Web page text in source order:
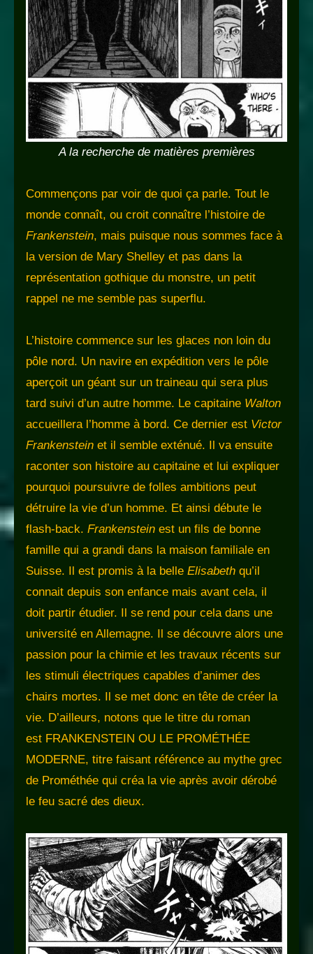
A la recherche de matières premières
Commençons par voir de quoi ça parle. Tout le
monde connaît, ou croit connaître l’histoire de
Frankenstein, mais puisque nous sommes face à
la version de Mary Shelley et pas dans la
représentation gothique du monstre, un petit
rappel ne me semble pas superflu.
L’histoire commence sur les glaces non loin du
pôle nord. Un navire en expédition vers le pôle
aperçoit un géant sur un traineau qui sera plus
tard suivi d’un autre homme. Le capitaine Walton
accueillera l’homme à bord. Ce dernier est Victor
Frankenstein et il semble exténué. Il va ensuite
raconter son histoire au capitaine et lui expliquer
pourquoi poursuivre de folles ambitions peut
détruire la vie d’un homme. Et ainsi débute le
flash-back. Frankenstein est un fils de bonne
famille qui a grandi dans la maison familiale en
Suisse. Il est promis à la belle Elisabeth qu’il
connait depuis son enfance mais avant cela, il
doit partir étudier. Il se rend pour cela dans une
université en Allemagne. Il se découvre alors une
passion pour la chimie et les travaux récents sur
les stimuli électriques capables d’animer des
chairs mortes. Il se met donc en tête de créer la
vie. D’ailleurs, notons que le titre du roman
est FRANKENSTEIN OU LE PROMÉTHÉE
MODERNE, titre faisant référence au mythe grec
de Prométhée qui créa la vie après avoir dérobé
le feu sacré des dieux.